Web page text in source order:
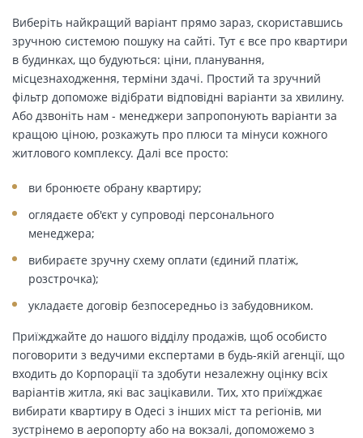
Виберіть найкращий варіант прямо зараз, скориставшись
зручною системою пошуку на сайті. Тут є все про квартири
в будинках, що будуються: ціни, планування,
місцезнаходження, терміни здачі. Простий та зручний
фільтр допоможе відібрати відповідні варіанти за хвилину.
Або дзвоніть нам - менеджери запропонують варіанти за
кращою ціною, розкажуть про плюси та мінуси кожного
житлового комплексу. Далі все просто:
ви бронюєте обрану квартиру;
оглядаєте об'єкт у супроводі персонального
менеджера;
вибираєте зручну схему оплати (єдиний платіж,
розстрочка);
укладаєте договір безпосередньо із забудовником.
Приїжджайте до нашого відділу продажів, щоб особисто
поговорити з ведучими експертами в будь-якій агенції, що
входить до Корпорації та здобути незалежну оцінку всіх
варіантів житла, які вас зацікавили. Тих, хто приїжджає
вибирати квартиру в Одесі з інших міст та регіонів, ми
зустрінемо в аеропорту або на вокзалі, допоможемо з